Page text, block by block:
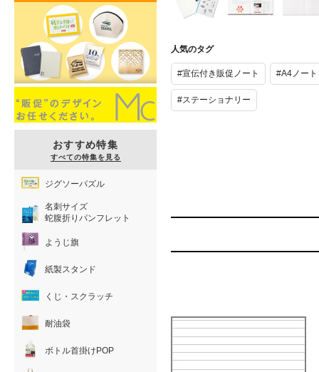
ノート(24枚)
人気のタグ
#宣伝付き販促ノート #A4ノート
#ステーショナリー
おすすめ特集
すべての特集を見る
ジグソーパズル
名刺サイズ
蛇腹折りパンフレット
ようじ旗
紙製スタンド
くじ・スクラッチ
耐油袋
ボトル首掛けPOP